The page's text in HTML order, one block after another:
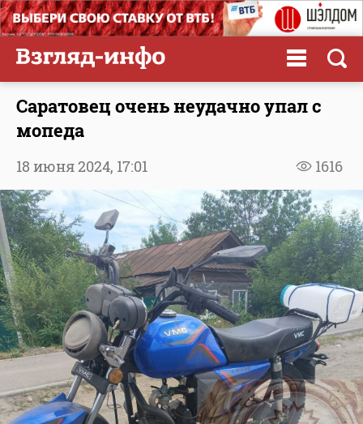
Саратовец очень неудачно упал с
мопеда
1616
18 июня 2024, 17:01